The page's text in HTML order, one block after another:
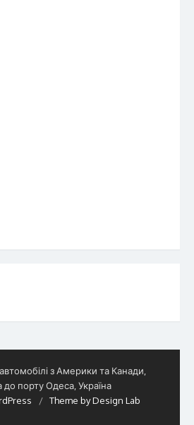
з Америки та Канади,
до порту Одеса, Україна
/ Theme by Design Lab